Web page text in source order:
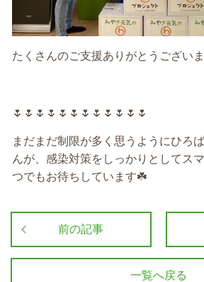
たくさんのご支援ありがとうござい
🌷🌷🌷🌷🌷🌷🌷🌷🌷🌷🌷🌷
まだまだ制限が多く思うようにひろ
んが、感染対策をしっかりとしてス
つでもお待ちしています☘️
前の記事
一覧へ戻る